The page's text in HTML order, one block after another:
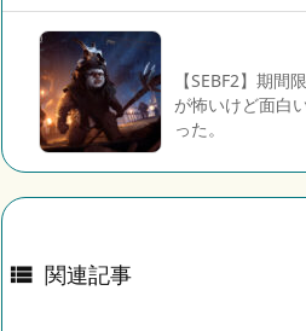
【SEBF2】期間
が怖いけど面白
った。
 関連記事